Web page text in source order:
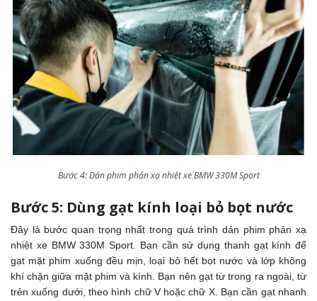
Bước 4: Dán phim phản xạ nhiệt xe BMW 330M Sport
Bước 5: Dùng gạt kính loại bỏ bọt nước
Đây là bước quan trọng nhất trong quá trình dán phim phản xạ
nhiệt xe BMW 330M Sport. Bạn cần sử dụng thanh gạt kính để
gạt mặt phim xuống đều mịn, loại bỏ hết bọt nước và lớp không
khí chặn giữa mặt phim và kính. Bạn nên gạt từ trong ra ngoài, từ
trên xuống dưới, theo hình chữ V hoặc chữ X. Bạn cần gạt nhanh